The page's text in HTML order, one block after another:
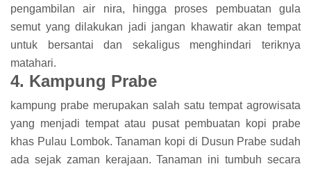
pengambilan air nira, hingga proses pembuatan gula
semut yang dilakukan jadi jangan khawatir akan tempat
untuk bersantai dan sekaligus menghindari teriknya
matahari.
4. Kampung Prabe
kampung prabe merupakan salah satu tempat agrowisata
yang menjadi tempat atau pusat pembuatan kopi prabe
khas Pulau Lombok. Tanaman kopi di Dusun Prabe sudah
ada sejak zaman kerajaan. Tanaman ini tumbuh secara